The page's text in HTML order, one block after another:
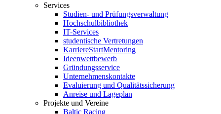
Services
Studien- und Prüfungsverwaltung
Hochschulbibliothek
IT-Services
studentische Vertretungen
KarriereStartMentoring
Ideenwettbewerb
Gründungsservice
Unternehmenskontakte
Evaluierung und Qualitätssicherung
Anreise und Lageplan
Projekte und Vereine
Baltic Racing